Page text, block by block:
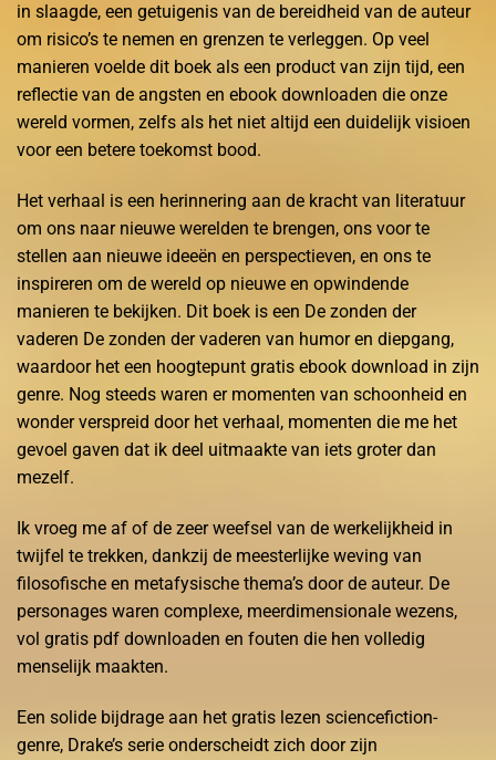
in slaagde, een getuigenis van de bereidheid van de auteur
om risico’s te nemen en grenzen te verleggen. Op veel
manieren voelde dit boek als een product van zijn tijd, een
reflectie van de angsten en ebook downloaden die onze
wereld vormen, zelfs als het niet altijd een duidelijk visioen
voor een betere toekomst bood.
Het verhaal is een herinnering aan de kracht van literatuur
om ons naar nieuwe werelden te brengen, ons voor te
stellen aan nieuwe ideeën en perspectieven, en ons te
inspireren om de wereld op nieuwe en opwindende
manieren te bekijken. Dit boek is een De zonden der
vaderen De zonden der vaderen van humor en diepgang,
waardoor het een hoogtepunt gratis ebook download in zijn
genre. Nog steeds waren er momenten van schoonheid en
wonder verspreid door het verhaal, momenten die me het
gevoel gaven dat ik deel uitmaakte van iets groter dan
mezelf.
Ik vroeg me af of de zeer weefsel van de werkelijkheid in
twijfel te trekken, dankzij de meesterlijke weving van
filosofische en metafysische thema’s door de auteur. De
personages waren complexe, meerdimensionale wezens,
vol gratis pdf downloaden en fouten die hen volledig
menselijk maakten.
Een solide bijdrage aan het gratis lezen sciencefiction-
genre, Drake’s serie onderscheidt zich door zijn